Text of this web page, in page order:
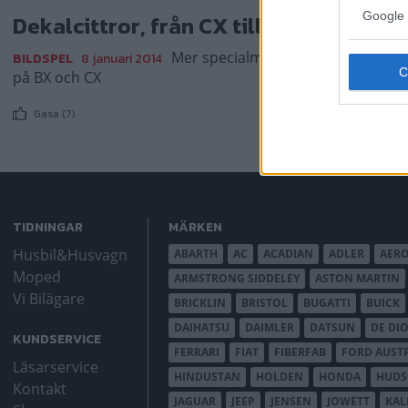
Google
Dekalcittror, från CX till BX
BILDSPEL 8 januari 2014 Mer specialmodellerna från
på BX och CX
Gasa (7)
TIDNINGAR
Husbil&Husvagn
Moped
Vi Bilägare
KUNDSERVICE
Läsarservice
Kontakt
MÄRKEN
ABARTH AC ACADIAN ADLER
ARMSTRONG SIDDELEY
ASTON MARTIN
BRICKLIN
BRISTOL BUGATTI BUICK
DAIHATSU
DAIMLER DATSUN DE
FERRARI
FIAT FIBERFAB FORD
HINDUSTAN
HOLDEN HONDA
JAGUAR
JEEP JENSEN JOWETT